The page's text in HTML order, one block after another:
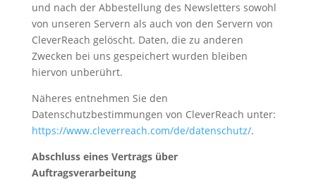
und nach der Abbestellung des Newsletters sowohl
von unseren Servern als auch von den Servern von
CleverReach gelöscht. Daten, die zu anderen
Zwecken bei uns gespeichert wurden bleiben
hiervon unberührt.
Näheres entnehmen Sie den
Datenschutzbestimmungen von CleverReach unter:
https://www.cleverreach.com/de/datenschutz/.
Abschluss eines Vertrags über
Auftragsverarbeitung